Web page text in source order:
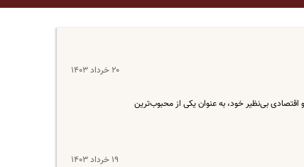
۲۰ خرداد ۱۴۰۳
بی‌نظیر خود، به عنوان یکی از محبوب‌ترین
۱۹ خرداد ۱۴۰۳